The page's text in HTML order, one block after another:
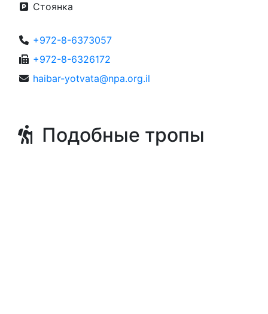
Стоянка
+972-8-6373057
+972-8-6326172
haibar-yotvata@npa.org.il
Подобные тропы